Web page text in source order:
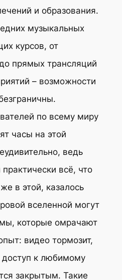
и образования.
музыкальных
курсов, от
прямых трансляций
– возможности
по всему миру
часы на этой
ведь
всё, что
в этой, казалось
вселенной могут
которые омрачают
видео тормозит,
доступ к любимому
закрытым. Такие